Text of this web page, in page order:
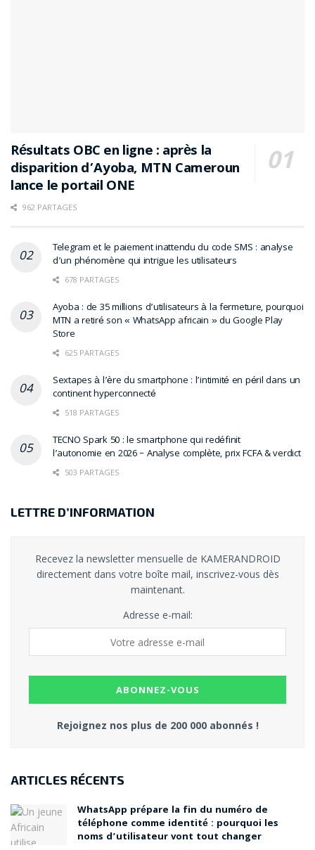
Résultats OBC en ligne : après la
disparition d’Ayoba, MTN Cameroun
lance le portail ONE
962 PARTAGES
Telegram et le paiement inattendu du code SMS : analyse
d’un phénomène qui intrigue les utilisateurs
678 PARTAGES
Ayoba : de 35 millions d’utilisateurs à la fermeture, pourquoi
MTN a retiré son « WhatsApp africain » du Google Play
Store
625 PARTAGES
Sextapes à l’ère du smartphone : l’intimité en péril dans un
continent hyperconnecté
518 PARTAGES
TECNO Spark 50 : le smartphone qui redéfinit
l’autonomie en 2026 – Analyse complète, prix FCFA & verdict
503 PARTAGES
LETTRE D’INFORMATION
Recevez la newsletter mensuelle de KAMERANDROID
directement dans votre boîte mail, inscrivez-vous dès
maintenant.
Adresse e-mail:
Rejoignez nos plus de 200 000 abonnés !
ARTICLES RÉCENTS
WhatsApp prépare la fin du numéro de
téléphone comme identité : pourquoi les
noms d’utilisateur vont tout changer